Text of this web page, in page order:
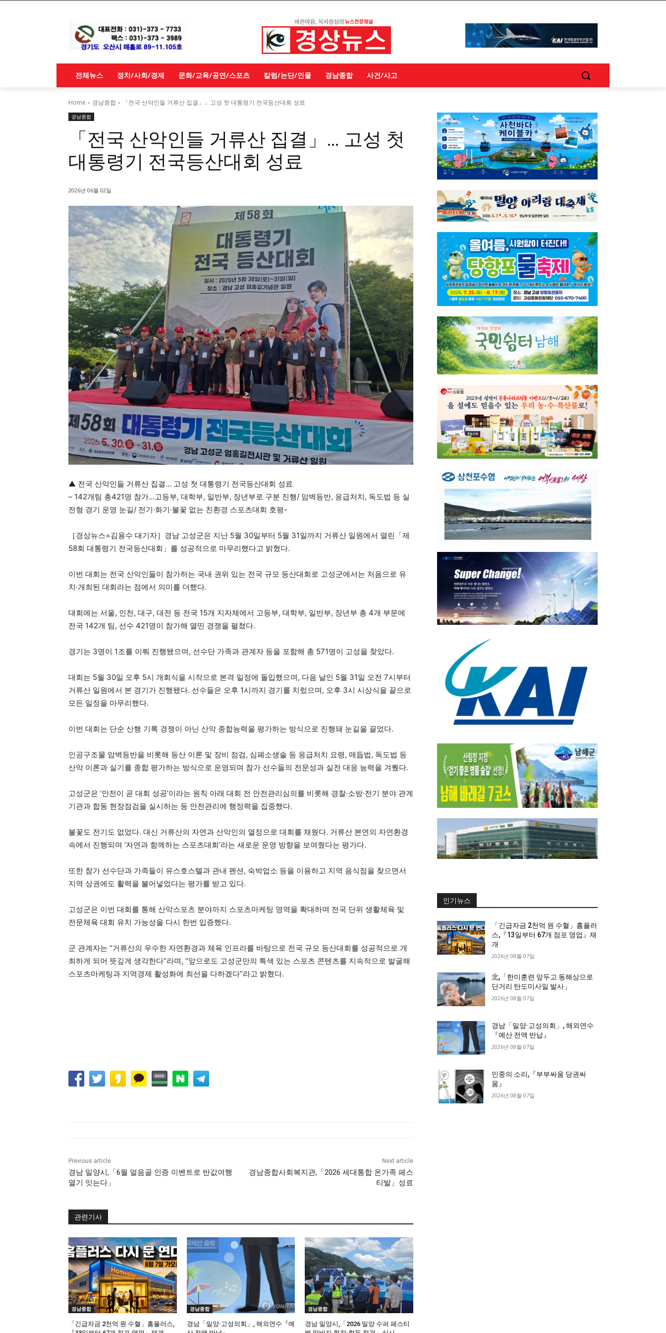
전체뉴스 정치/사회/경제 문화/교육/공연/스포츠 칼럼/논단/인물 경남종합 사건/사고
Home 경남종합 「전국 산악인들 거류산 집결」... 고성 첫 대통령기 전국등산대회 성료
경남종합
「전국 산악인들 거류산 집결」… 고성 첫
대통령기 전국등산대회 성료
2026년 06월 02일
▲ 전국 산악인들 거류산 집결… 고성 첫 대통령기 전국등산대회 성료
– 142개팀 총421명 참가…고등부, 대학부, 일반부, 장년부로 구분 진행/ 암벽등반, 응급처치, 독도법 등 실
전형 경기 운영 눈길/ 전기·화기·불꽃 없는 친환경 스포츠대회 호평-
［경상뉴스=김용수 대기자］경남 고성군은 지난 5월 30일부터 5월 31일까지 거류산 일원에서 열린「제
58회 대통령기 전국등산대회」를 성공적으로 마무리했다고 밝혔다.
이번 대회는 전국 산악인들이 참가하는 국내 권위 있는 전국 규모 등산대회로 고성군에서는 처음으로 유
치·개최된 대회라는 점에서 의미를 더했다.
대회에는 서울, 인천, 대구, 대전 등 전국 15개 지자체에서 고등부, 대학부, 일반부, 장년부 총 4개 부문에
전국 142개 팀, 선수 421명이 참가해 열띤 경쟁을 펼쳤다.
경기는 3명이 1조를 이뤄 진행됐으며, 선수단 가족과 관계자 등을 포함해 총 571명이 고성을 찾았다.
대회는 5월 30일 오후 5시 개회식을 시작으로 본격 일정에 돌입했으며, 다음 날인 5월 31일 오전 7시부터
거류산 일원에서 본 경기가 진행됐다. 선수들은 오후 1시까지 경기를 치렀으며, 오후 3시 시상식을 끝으로
모든 일정을 마무리했다.
이번 대회는 단순 산행 기록 경쟁이 아닌 산악 종합능력을 평가하는 방식으로 진행돼 눈길을 끌었다.
인공구조물 암벽등반을 비롯해 등산 이론 및 장비 점검, 심폐소생술 등 응급처치 요령, 매듭법, 독도법 등
산악 이론과 실기를 종합 평가하는 방식으로 운영되며 참가 선수들의 전문성과 실전 대응 능력을 겨뤘다.
고성군은 ‘안전이 곧 대회 성공’이라는 원칙 아래 대회 전 안전관리심의를 비롯해 경찰·소방·전기 분야 관계
기관과 합동 현장점검을 실시하는 등 안전관리에 행정력을 집중했다.
불꽃도 전기도 없었다. 대신 거류산의 자연과 산악인의 열정으로 대회를 채웠다. 거류산 본연의 자연환경
속에서 진행되며 ‘자연과 함께하는 스포츠대회’라는 새로운 운영 방향을 보여줬다는 평가다.
또한 참가 선수단과 가족들이 유스호스텔과 관내 펜션, 숙박업소 등을 이용하고 지역 음식점을 찾으면서
지역 상권에도 활력을 불어넣었다는 평가를 받고 있다.
고성군은 이번 대회를 통해 산악스포츠 분야까지 스포츠마케팅 영역을 확대하며 전국 단위 생활체육 및
전문체육 대회 유치 가능성을 다시 한번 입증했다.
군 관계자는 “거류산의 우수한 자연환경과 체육 인프라를 바탕으로 전국 규모 등산대회를 성공적으로 개
최하게 되어 뜻깊게 생각한다”라며, “앞으로도 고성군만의 특색 있는 스포츠 콘텐츠를 지속적으로 발굴해
스포츠마케팅과 지역경제 활성화에 최선을 다하겠다”라고 밝혔다.
Previous article
경남 밀양시,「6월 얼음골 인증 이벤트로 반값여행
열기 잇는다」
Next article
경남종합사회복지관,「2026 세대통합 온가족 페스
티발」성료
관련기사
경남종합
「긴급자금 2천억 원 수혈」홈플러스,
경남종합
경남「밀양·고성의회」, 해외연수『예
경남종합
경남 밀양시,「2026 밀양 수퍼 페스티
인기뉴스
「긴급자금 2천억 원 수혈」홈플러
스,『13일부터 67개 점포 영업』재
개
2026년 08월 07일
北,「한미훈련 앞두고 동해상으로
단거리 탄도미사일 발사」
2026년 08월 07일
경남「밀양·고성의회」, 해외연수
『예산 전액 반납』
2026년 08월 07일
민중의 소리,『부부싸움 당권싸
움』
2026년 08월 07일